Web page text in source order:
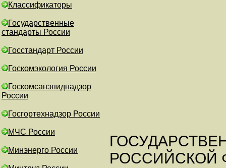
Классификаторы
Государственные
стандарты России
Госстандарт России
Госкомэкология России
Госкомсанэпиднадзор
России
Госгортехнадзор России
МЧС России
Минэнерго России
РОССИЙСКОЙ